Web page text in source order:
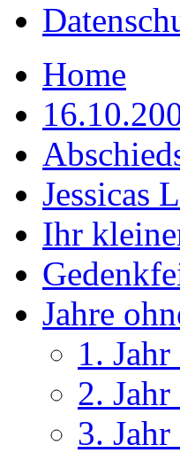
Home
Jessicas
Ihr
Jahre
1.
2.
3.